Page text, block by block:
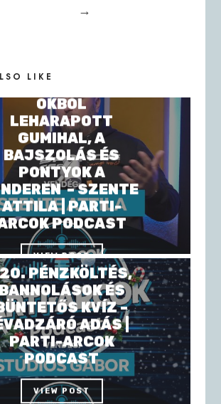
→
LIKE
OKBÓL
LEHARAPOTT
GUMIHAL, A
BAJSZOLÁS ÉS
PONTYOK A
– SZENTE
ATTILA | PARTI-
PODCAST
VIEW POST
PÉNZKÖLTÉS,
ÉS
KVÍZ –
ADÁS |
PARTI-ARCOK
PODCAST
VIEW POST